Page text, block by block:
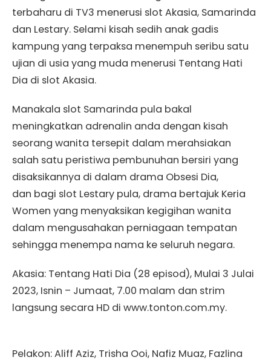
terbaharu di TV3 menerusi slot Akasia, Samarinda
dan Lestary. Selami kisah sedih anak gadis
kampung yang terpaksa menempuh seribu satu
ujian di usia yang muda menerusi Tentang Hati
Dia di slot Akasia.
Manakala slot Samarinda pula bakal
meningkatkan adrenalin anda dengan kisah
seorang wanita tersepit dalam merahsiakan
salah satu peristiwa pembunuhan bersiri yang
disaksikannya di dalam drama Obsesi Dia,
dan bagi slot Lestary pula, drama bertajuk Keria
Women yang menyaksikan kegigihan wanita
dalam mengusahakan perniagaan tempatan
sehingga menempa nama ke seluruh negara.
Akasia: Tentang Hati Dia (28 episod), Mulai 3 Julai
2023, Isnin – Jumaat, 7.00 malam dan strim
langsung secara HD di www.tonton.com.my.
Pelakon: Aliff Aziz, Trisha Ooi, Nafiz Muaz, Fazlina